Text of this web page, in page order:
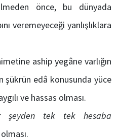
önce, bu dünyada
veremeyeceği yanlışlıklara
aship yegâne varlığın
şükrün edâ konusunda yüce
ve hassas olması.
şeyden tek tek hesaba